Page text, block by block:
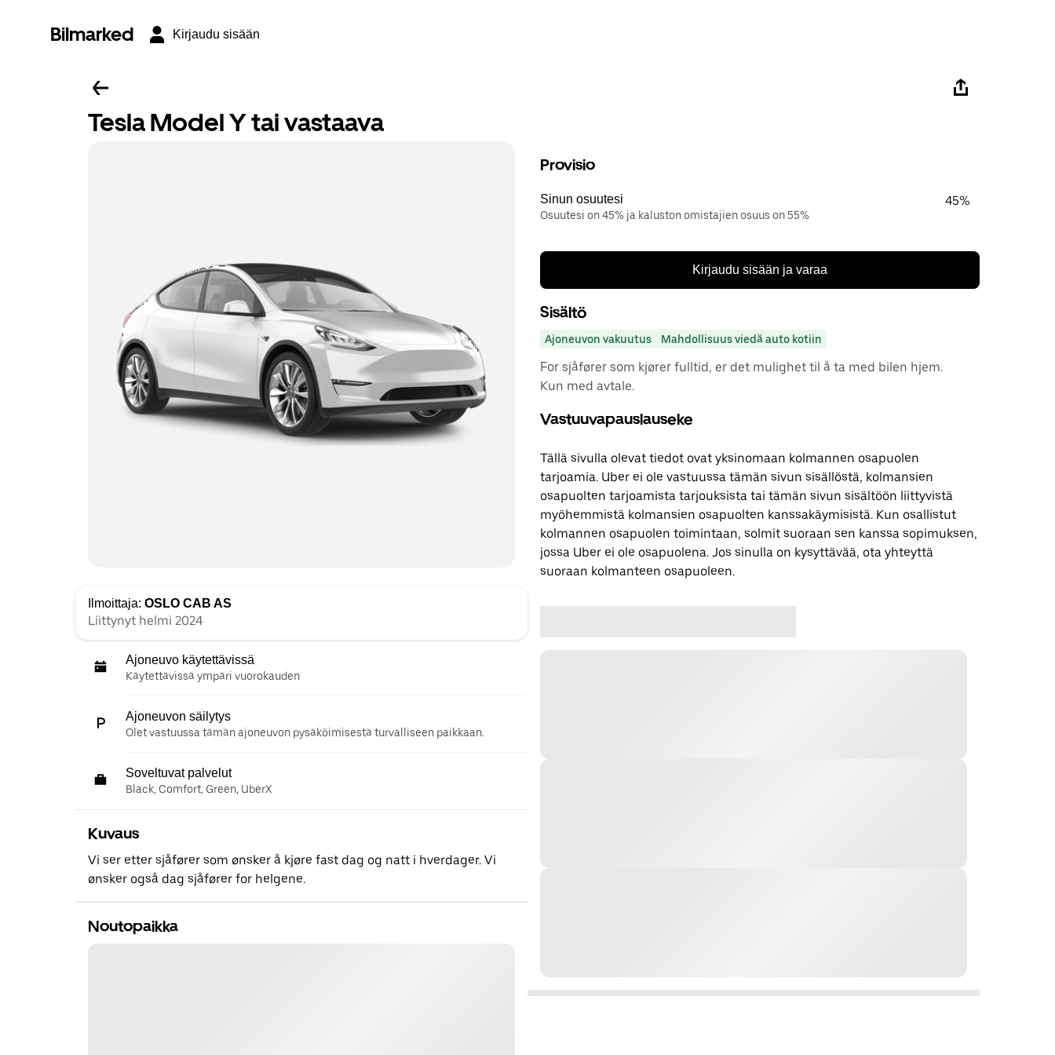
Bilmarked Kirjaudu sisään
Tesla Model Y tai vastaava
Ilmoittaja: OSLO CAB AS
Liittynyt helmi 2024
Ajoneuvo käytettävissä
Käytettävissä ympäri vuorokauden
Ajoneuvon säilytys
Olet vastuussa tämän ajoneuvon pysäköimisestä turvalliseen paikkaan.
Soveltuvat palvelut
Black, Comfort, Green, UberX
Kuvaus
Vi ser etter sjåfører som ønsker å kjøre fast dag og natt i hverdager. Vi
ønsker også dag sjåfører for helgene.
Noutopaikka
Provisio
Sinun osuutesi
Osuutesi on 45% ja kaluston omistajien osuus on 55%
45%
Kirjaudu sisään ja varaa
Sisältö
Ajoneuvon vakuutus Mahdollisuus viedä auto kotiin
For sjåfører som kjører fulltid, er det mulighet til å ta med bilen hjem.
Kun med avtale.
Vastuuvapauslauseke
Tällä sivulla olevat tiedot ovat yksinomaan kolmannen osapuolen
tarjoamia. Uber ei ole vastuussa tämän sivun sisällöstä, kolmansien
osapuolten tarjoamista tarjouksista tai tämän sivun sisältöön liittyvistä
myöhemmistä kolmansien osapuolten kanssakäymisistä. Kun osallistut
kolmannen osapuolen toimintaan, solmit suoraan sen kanssa sopimuksen,
jossa Uber ei ole osapuolena. Jos sinulla on kysyttävää, ota yhteyttä
suoraan kolmanteen osapuoleen.